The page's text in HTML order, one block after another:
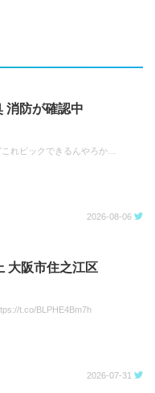
消防が確認中
れピックできるんやろか…
2026-08-06
大阪市住之江区
t.co/BLPHE4Bm7h
2026-07-31